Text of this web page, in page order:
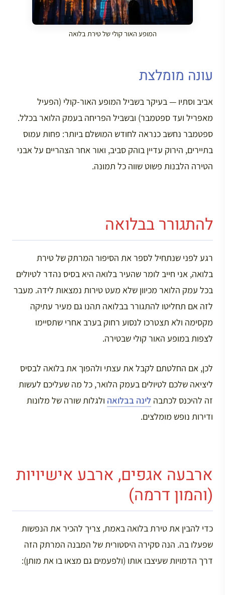
המופע האור קולי של טירת בלואה
עונה מומלצת
אביב וסתיו — בעיקר בשביל המופע האור-קולי (הפעיל
מאפריל ועד ספטמבר) ובשביל הפריחה בעמק הלואר בכלל.
ספטמבר נחשב כנראה לחודש המושלם ביותר: פחות עמוס
בתיירים, הירוק עדיין בוהק סביב, ואור אחר הצהריים על אבני
הטירה הלבנות פשוט שווה כל תמונה.
להתגורר בבלואה
רגע לפני שנתחיל לספר את הסיפור המרתק של טירת
בלואה, אני חייב לומר שהעיר בלואה היא בסיס נהדר לטיולים
בכל עמק הלואר מכיוון שלא מעט טירות נמצאות לידה. מעבר
לזה אם תחליטו להתגורר בבלואה תהנו גם מעיר עתיקה
מקסימה ולא תצטרכו לנסוע רחוק בערב אחרי שתסיימו
לצפות במופע האור קולי שבטירה.
לכן, אם החלטתם לקבל את עצתי ולהפוך את בלואה לבסיס
ליציאה שלכם לטיולים בעמק הלואר, כל מה שעליכם לעשות
זה להיכנס לכתבה לינה בבלואה ולגלות שורה של מלונות
ודירות נופש מומלצים.
ארבעה אגפים, ארבע אישיויות
(והמון דרמה)
כדי להבין את טירת בלואה באמת, צריך להכיר את הנפשות
שפעלו בה. הנה סקירה היסטורית של המבנה המרתק הזה
דרך הדמויות שעיצבו אותו (ולפעמים גם מצאו בו את מותן):